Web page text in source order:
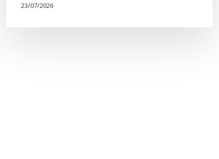
23/07/2026